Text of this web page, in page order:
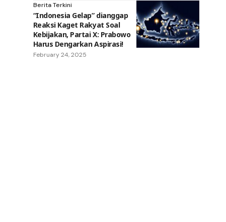
Berita Terkini
“Indonesia Gelap” dianggap
Reaksi Kaget Rakyat Soal
Kebijakan, Partai X: Prabowo
Harus Dengarkan Aspirasi!
February 24, 2025